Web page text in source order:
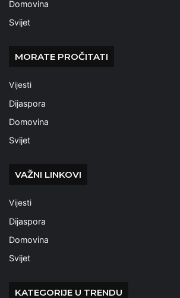
Domovina
Svijet
MORATE PROČITATI
Vijesti
Dijaspora
Domovina
Svijet
VAŽNI LINKOVI
Vijesti
Dijaspora
Domovina
Svijet
KATEGORIJE U TRENDU